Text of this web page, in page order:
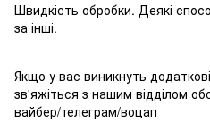
Швидкість обробки. Деякі
за інші.
Якщо у вас виникнуть
зв'яжіться з нашим відділом
вайбер/телеграм/воцап